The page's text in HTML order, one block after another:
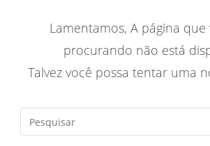
Lamentamos, A página que
procurando não está
Talvez você possa tentar uma